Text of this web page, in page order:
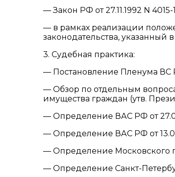
— Закон РФ от 27.11.1992 N
— в рамках реализации
законодательства, указанный
3. Судебная практика:
— Постановление Пленума ВС
— Обзор по отдельным
имущества граждан (утв.
— Определение ВАС РФ от
— Определение ВАС РФ от
— Определение Московского
— Определение Санкт-